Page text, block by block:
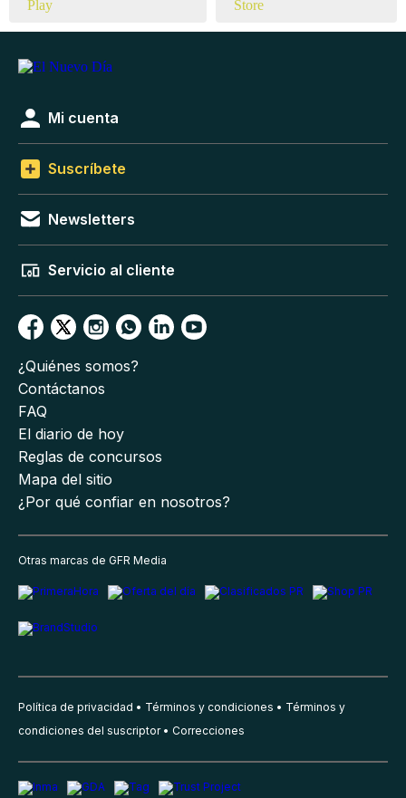
Mi cuenta
Suscríbete
Newsletters
Servicio al cliente
¿Quiénes somos?
Contáctanos
FAQ
El diario de hoy
Reglas de concursos
Mapa del sitio
¿Por qué confiar en nosotros?
Otras marcas de GFR Media
Política de privacidad Términos y condiciones
Términos y
condiciones del suscriptor
Correcciones